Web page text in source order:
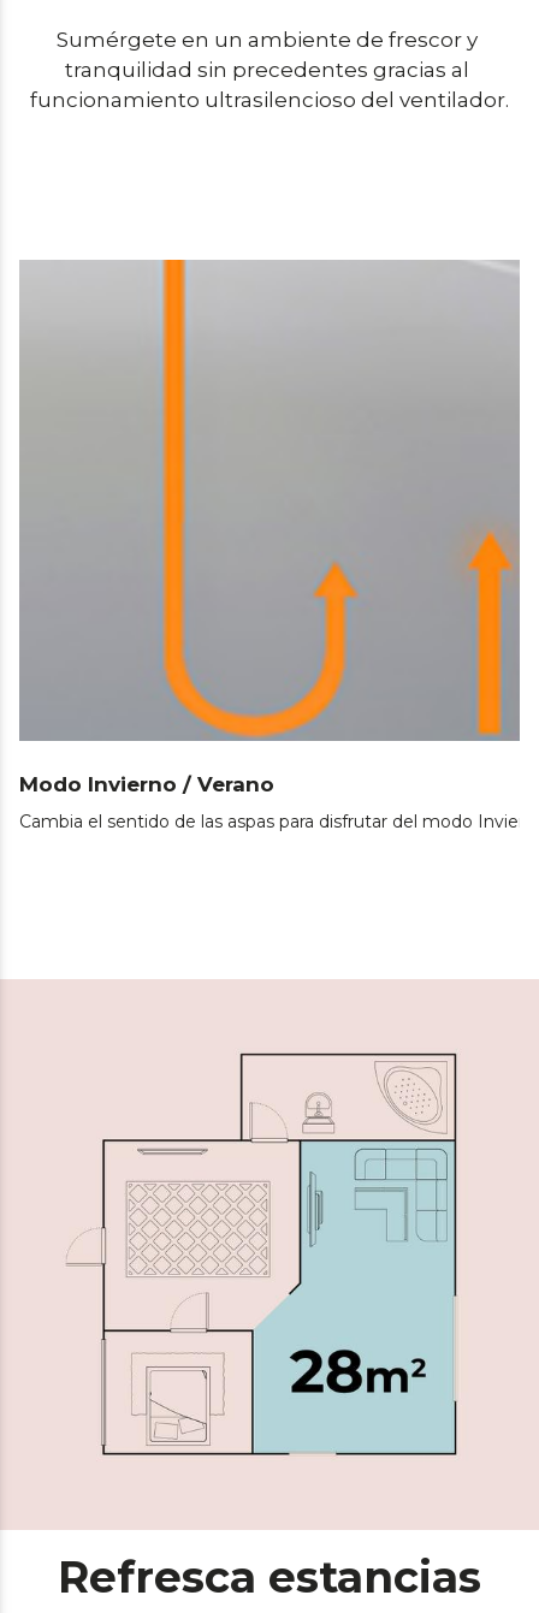
Sumérgete en un ambiente de frescor y
tranquilidad sin precedentes gracias al
funcionamiento ultrasilencioso del ventilador.
Modo Invierno / Verano
Cambia el sentido de las aspas para disfrutar del modo
Refresca estancias